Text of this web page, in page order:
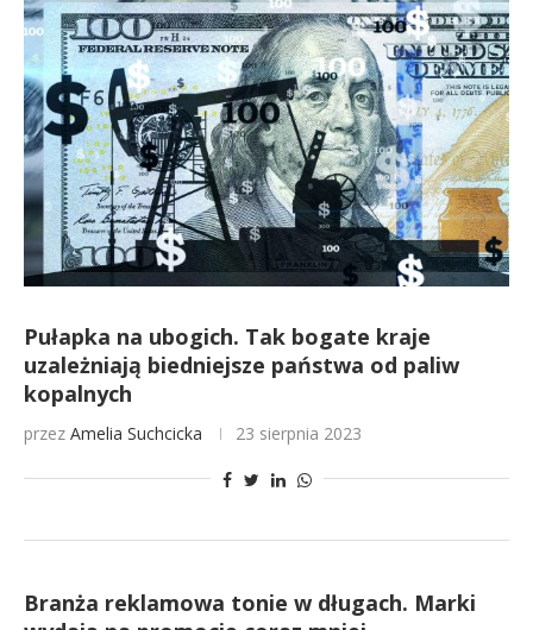
Pułapka na ubogich. Tak bogate kraje
uzależniają biedniejsze państwa od paliw
kopalnych
przez Amelia Suchcicka 23 sierpnia 2023
Branża reklamowa tonie w długach. Marki